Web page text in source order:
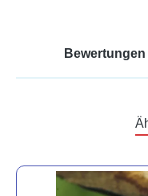
Bewertungen